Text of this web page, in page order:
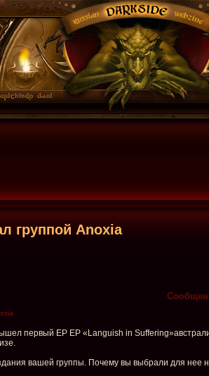
группой Anoxia
первый ЕР ЕР «Languish in
вашей группы. Почему вы выбрали для нее